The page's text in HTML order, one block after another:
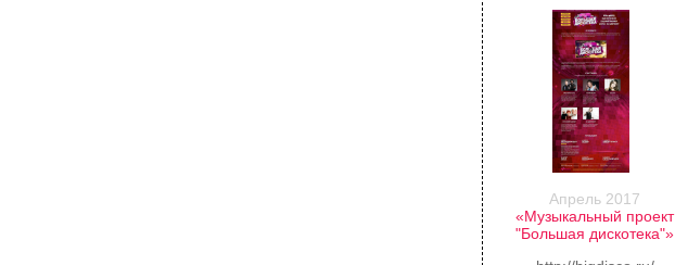
Апрель 2017
«Музыкальный проект
"Большая дискотека"»